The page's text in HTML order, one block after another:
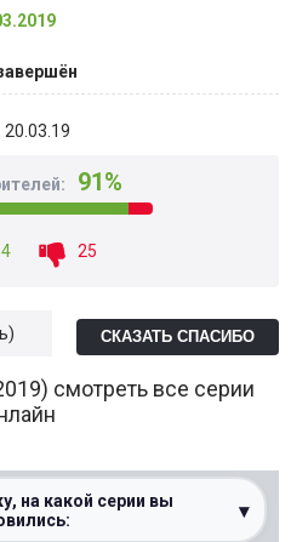
20.03.19
91%
25
СКАЗАТЬ СПАСИБО
смотреть все серии
на какой серии вы
▾